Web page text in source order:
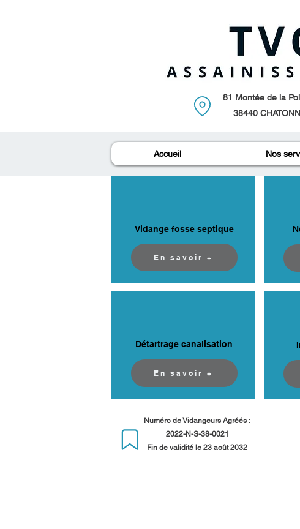
81 Montée de la
38440
Accueil Nos
Vidange fosse septique
En savoir +
Détartrage canalisation
En savoir +
Numéro de Vidangeurs Agréés :
2022-N-S-38-0021
Fin de validité le 23 août 2032